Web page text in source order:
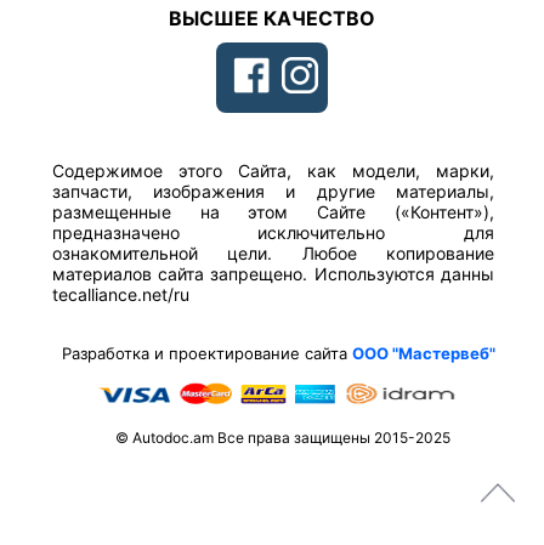
ВЫСШЕЕ КАЧЕСТВО
Содержимое этого Сайта, как модели, марки,
запчасти, изображения и другие материалы,
размещенные на этом Сайте («Контент»),
предназначено исключительно для
ознакомительной цели. Любое копирование
материалов сайта запрещено. Используются данны
tecalliance.net/ru
Разработка и проектирование сайтаООО "Мастервеб"
© Autodoc.am Все права защищены 2015-2025